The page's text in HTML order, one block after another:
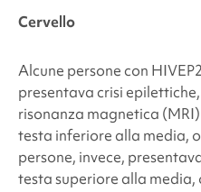
Cervello
Alcune persone con HIVEP2
presentava crisi
risonanza magnetica
testa inferiore alla media,
persone, invece,
testa superiore alla